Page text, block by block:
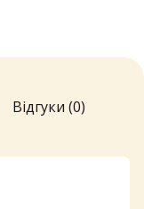
Відгуки (0)